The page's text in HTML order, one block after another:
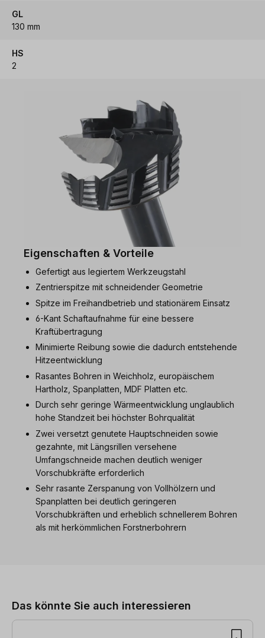
GL
130 mm
HS
2
Eigenschaften & Vorteile
Gefertigt aus legiertem Werkzeugstahl
Zentrierspitze mit schneidender Geometrie
Spitze im Freihandbetrieb und stationärem Einsatz
6-Kant Schaftaufnahme für eine bessere
Kraftübertragung
Minimierte Reibung sowie die dadurch entstehende
Hitzeentwicklung
Rasantes Bohren in Weichholz, europäischem
Hartholz, Spanplatten, MDF Platten etc.
Durch sehr geringe Wärmeentwicklung unglaublich
hohe Standzeit bei höchster Bohrqualität
Zwei versetzt genutete Hauptschneiden sowie
gezahnte, mit Längsrillen versehene
Umfangschneide machen deutlich weniger
Vorschubkräfte erforderlich
Sehr rasante Zerspanung von Vollhölzern und
Spanplatten bei deutlich geringeren
Vorschubkräften und erheblich schnellerem Bohren
als mit herkömmlichen Forstnerbohrern
Das könnte Sie auch interessieren